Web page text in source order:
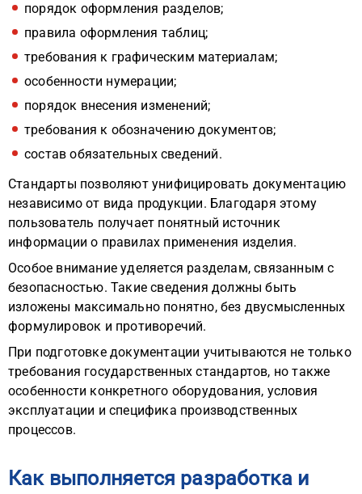
порядок оформления разделов;
правила оформления таблиц;
требования к графическим материалам;
особенности нумерации;
порядок внесения изменений;
требования к обозначению документов;
состав обязательных сведений.
Стандарты позволяют унифицировать документацию
независимо от вида продукции. Благодаря этому
пользователь получает понятный источник
информации о правилах применения изделия.
Особое внимание уделяется разделам, связанным с
безопасностью. Такие сведения должны быть
изложены максимально понятно, без двусмысленных
формулировок и противоречий.
При подготовке документации учитываются не только
требования государственных стандартов, но также
особенности конкретного оборудования, условия
эксплуатации и специфика производственных
процессов.
Как выполняется разработка и